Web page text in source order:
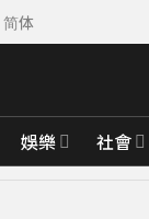
简体
娛樂 社會